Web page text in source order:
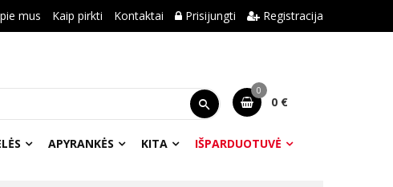
mus Kaip pirkti Kontaktai Prisijungti Registracija
0
0 €
APYRANKĖS KITA IŠPARDUOTUVĖ